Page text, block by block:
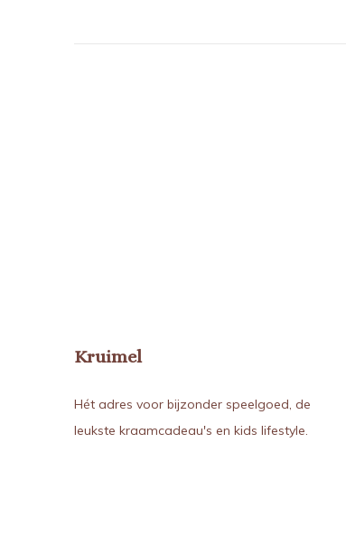
Kruimel
Hét adres voor bijzonder speelgoed, de
leukste kraamcadeau's en kids lifestyle.